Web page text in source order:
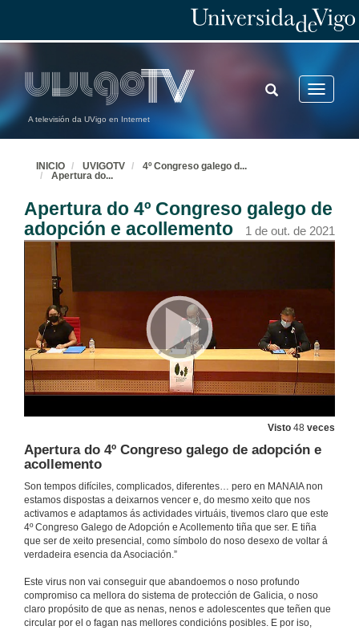
A televisión da UVigo en Internet
Toggle
TOGGLE
SEARCH
INICIO UVIGOTV 4º Congreso galego d...
Apertura do...
Apertura do 4º Congreso galego de
adopción e acollemento
1 de out. de 2021
Visto 48 veces
Apertura do 4º Congreso galego de adopción e
acollemento
Son tempos difíciles, complicados, diferentes… pero en MANAIA non
estamos dispostas a deixarnos vencer e, do mesmo xeito que nos
activamos e adaptamos ás actividades virtuáis, tivemos claro que este
4º Congreso Galego de Adopción e Acollemento tiña que ser. E tiña
que ser de xeito presencial, como símbolo do noso desexo de voltar á
verdadeira esencia da Asociación.”
Este virus non vai conseguir que abandoemos o noso profundo
compromiso ca mellora do sistema de protección de Galicia, o noso
claro propósito de que as nenas, nenos e adolescentes que teñen que
circular por el o fagan nas mellores condicións posibles. E por iso,